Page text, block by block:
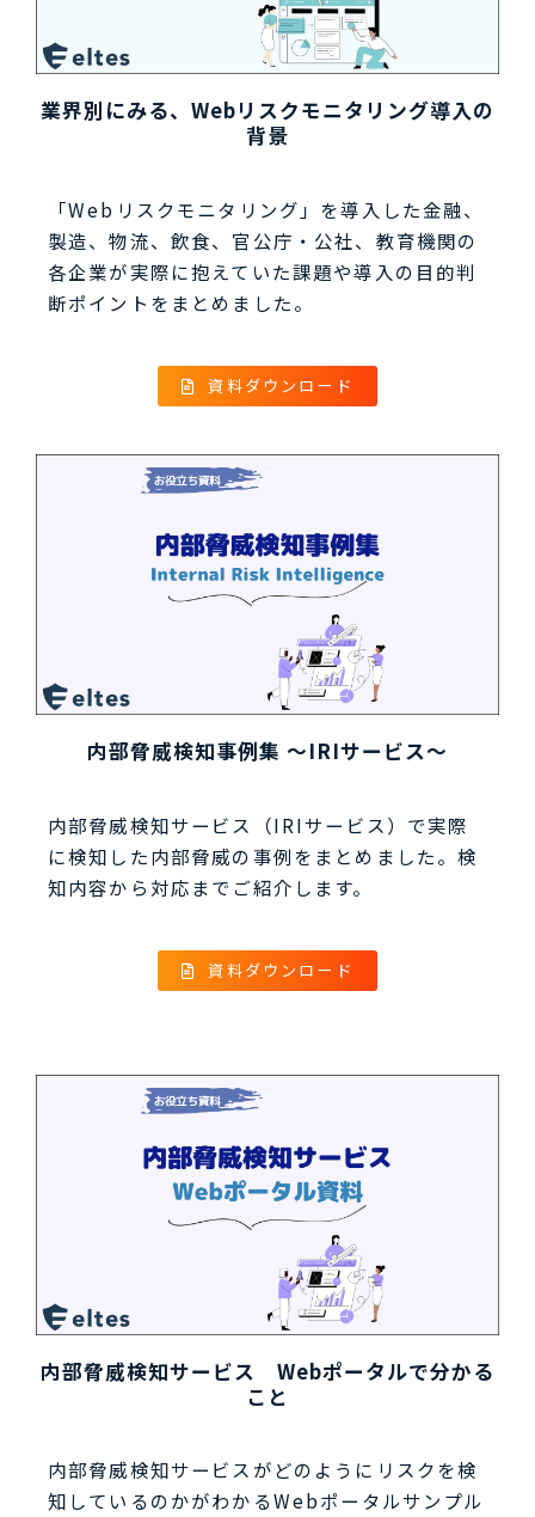
業界別にみる、Webリスクモニタリング導入の
背景
「Webリスクモニタリング」を導入した金融、
製造、物流、飲食、官公庁・公社、教育機関の
各企業が実際に抱えていた課題や導入の目的判
断ポイントをまとめました。
資料ダウンロード
内部脅威検知事例集 ～IRIサービス～
内部脅威検知サービス（IRIサービス）で実際
に検知した内部脅威の事例をまとめました。検
知内容から対応までご紹介します。
資料ダウンロード
内部脅威検知サービス　Webポータルで分かる
こと
内部脅威検知サービスがどのようにリスクを検
知しているのかがわかるWebポータルサンプル